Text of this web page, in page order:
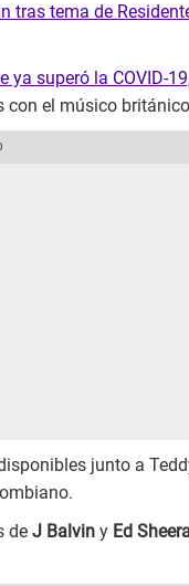
tras tema de
ya superó la COVID-
con el músico
junto a
de J Balvin y Ed